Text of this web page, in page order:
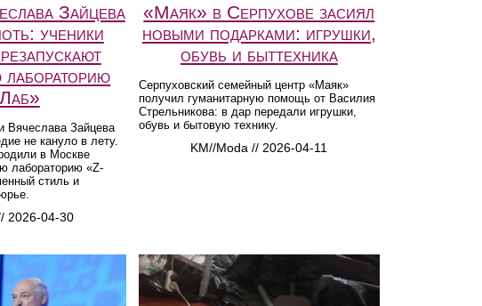
Зайцева
ученики
лабораторию
Вячеслава Зайцева
не кануло в лету.
в Москве
лабораторию «Z-
стиль и
2026-04-30
«Маяк» в Серпухове засиял
новыми подарками: игрушки,
обувь и быттехника
Серпуховский семейный центр «Маяк»
получил гуманитарную помощь от Василия
Стрельникова: в дар передали игрушки,
обувь и бытовую технику.
KM//Moda // 2026-04-11